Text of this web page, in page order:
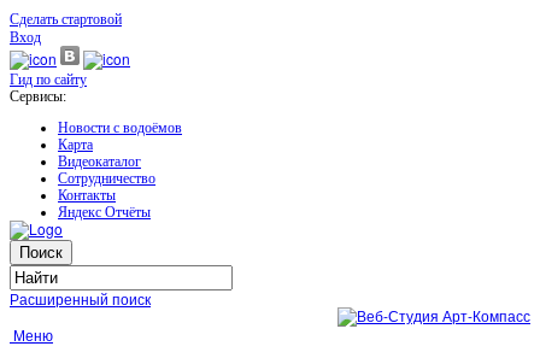
Сделать стартовой
Вход
Гид по сайту
Сервисы:
Новости с водоёмов
Карта
Видеокаталог
Сотрудничество
Контакты
Яндекс Отчёты
Расширенный поиск
Меню